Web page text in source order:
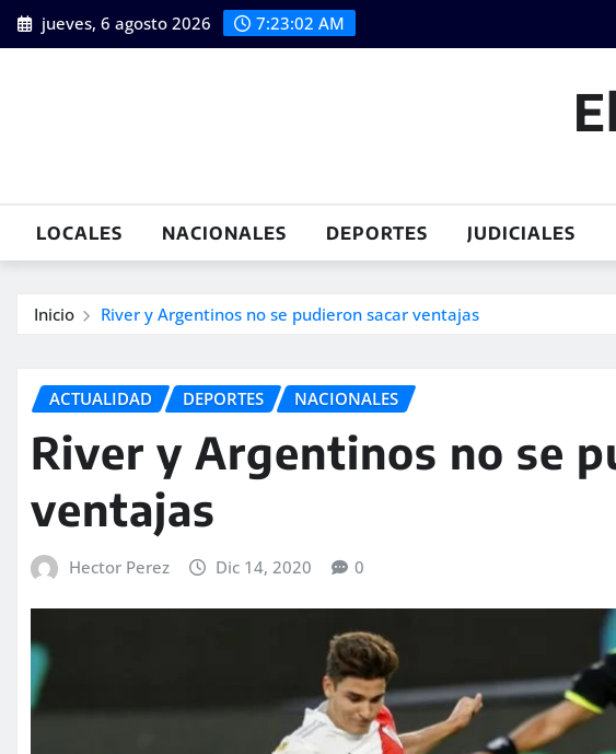
Saltar
al
jueves, 6 agosto 2026 7:23:03 AM
LOCALES NACIONALES DEPORTES JUDICIALES
Inicio River y Argentinos no se pudieron sacar ventajas
ACTUALIDAD DEPORTES NACIONALES
River y Argentinos no se
ventajas
Hector Perez Dic 14, 2020 0